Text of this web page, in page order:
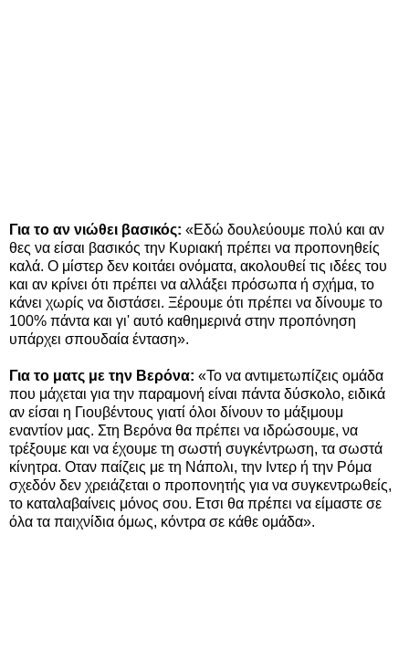
Για το αν νιώθει βασικός: «Εδώ δουλεύουμε πολύ και αν
θες να είσαι βασικός την Κυριακή πρέπει να προπονηθείς
καλά. Ο μίστερ δεν κοιτάει ονόματα, ακολουθεί τις ιδέες του
και αν κρίνει ότι πρέπει να αλλάξει πρόσωπα ή σχήμα, το
κάνει χωρίς να διστάσει. Ξέρουμε ότι πρέπει να δίνουμε το
100% πάντα και γι' αυτό καθημερινά στην προπόνηση
υπάρχει σπουδαία ένταση».
Για το ματς με την Βερόνα: «Το να αντιμετωπίζεις ομάδα
που μάχεται για την παραμονή είναι πάντα δύσκολο, ειδικά
αν είσαι η Γιουβέντους γιατί όλοι δίνουν το μάξιμουμ
εναντίον μας. Στη Βερόνα θα πρέπει να ιδρώσουμε, να
τρέξουμε και να έχουμε τη σωστή συγκέντρωση, τα σωστά
κίνητρα. Οταν παίζεις με τη Νάπολι, την Ιντερ ή την Ρόμα
σχεδόν δεν χρειάζεται ο προπονητής για να συγκεντρωθείς,
το καταλαβαίνεις μόνος σου. Ετσι θα πρέπει να είμαστε σε
όλα τα παιχνίδια όμως, κόντρα σε κάθε ομάδα».